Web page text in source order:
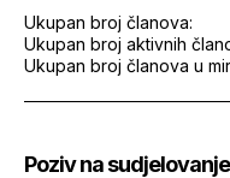
Ukupan broj članova:
Ukupan broj aktivnih
Ukupan broj članova u
Poziv na